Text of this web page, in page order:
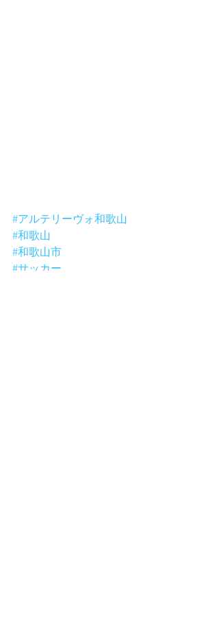
#アルテリーヴォ和歌山
#和歌山
#和歌山市
#サッカー